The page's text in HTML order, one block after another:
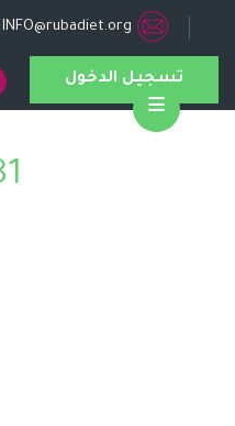
INFO@rubadiet.org
تسجيل الدخول